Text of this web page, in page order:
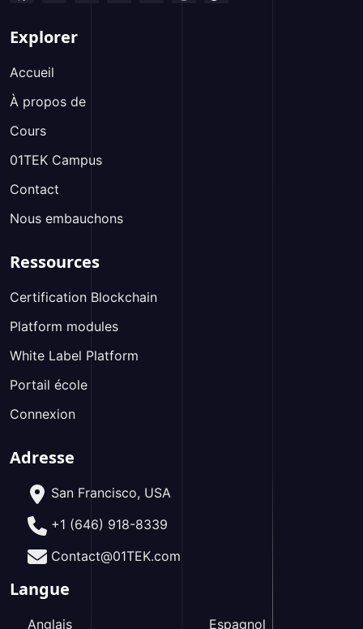
Explorer
Accueil
À propos de
Cours
01TEK Campus
Contact
Nous embauchons
Ressources
Certification Blockchain
Platform modules
White Label Platform
Portail école
Connexion
Adresse
San Francisco, USA
+1 (646) 918-8339
Contact@01TEK.com
Langue
Anglais Espagnol